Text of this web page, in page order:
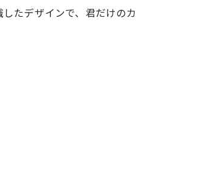
たデザインで、君だけのカ